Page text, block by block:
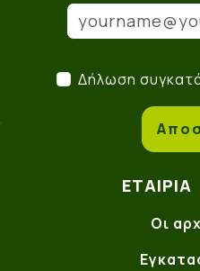
Δήλωση
ΕΤΑΙΡΊΑ
Οι